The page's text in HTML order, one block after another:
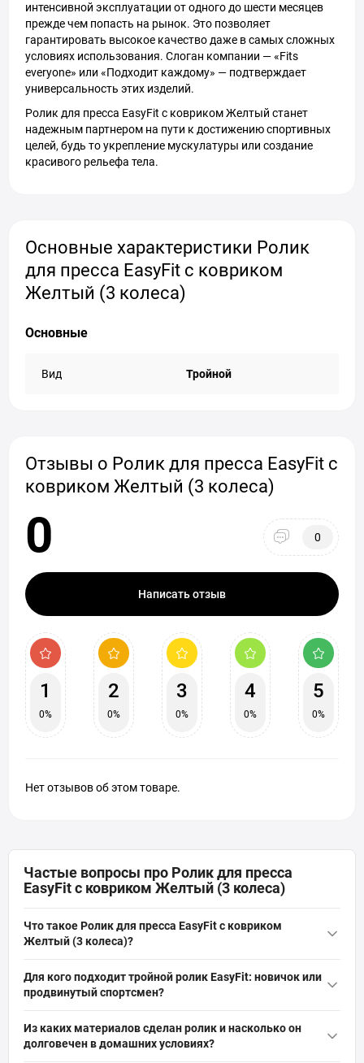
интенсивной эксплуатации от одного до шести месяцев
прежде чем попасть на рынок. Это позволяет
гарантировать высокое качество даже в самых сложных
условиях использования. Слоган компании — «Fits
everyone» или «Подходит каждому» — подтверждает
универсальность этих изделий.
Ролик для пресса EasyFit с ковриком Желтый станет
надежным партнером на пути к достижению спортивных
целей, будь то укрепление мускулатуры или создание
красивого рельефа тела.
Основные характеристики Ролик
для пресса EasyFit с ковриком
Желтый (3 колеса)
Основные
Вид Тройной
Отзывы о Ролик для пресса EasyFit с
ковриком Желтый (3 колеса)
0 0
Написать отзыв
1
0%
2
0%
3
0%
4
0%
5
0%
Нет отзывов об этом товаре.
Частые вопросы про Ролик для пресса
EasyFit с ковриком Желтый (3 колеса)
Что такое Ролик для пресса EasyFit с ковриком
Желтый (3 колеса)?
компактный потройной ролик для домашних тренировок,
Обрезиненные колёса обеспечивают плавное скольжение, а
тройная конструкция повышает устойчивость и снижает
Для кого подходит тройной ролик EasyFit: новичок или
продвинутый спортсмен?
хочет мягко прогрессировать: трёхколёсная конструкция даёт
Из каких материалов сделан ролик и насколько он
долговечен в домашних условиях?